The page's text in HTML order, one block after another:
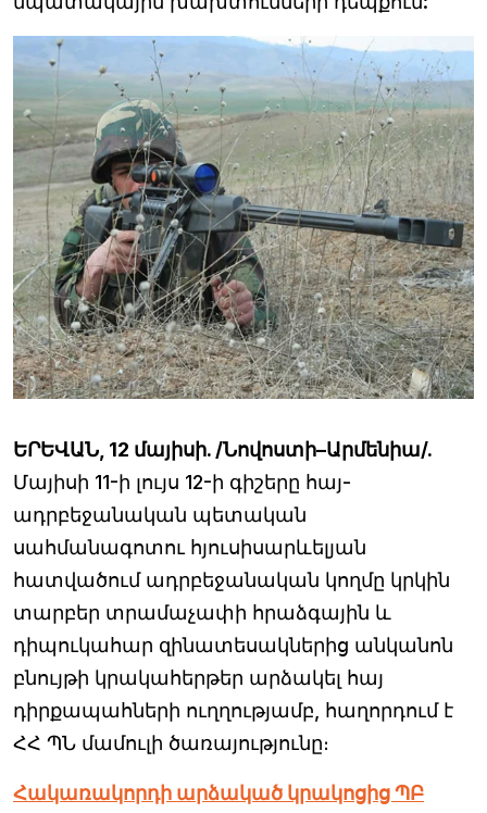
ԵՐԵՎԱՆ, 12 մայիսի. /Նովոստի–Արմենիա/.
Մայիսի 11-ի լույս 12-ի գիշերը հայ-
ադրբեջանական պետական
սահմանագոտու հյուսիսարևելյան
հատվածում ադրբեջանական կողմը կրկին
տարբեր տրամաչափի հրաձգային և
դիպուկահար զինատեսակներից անկանոն
բնույթի կրակահերթեր արձակել հայ
դիրքապահների ուղղությամբ, հաղորդում է
ՀՀ ՊՆ մամուլի ծառայությունը։
Հակառակորդի արձակած կրակոցից ՊԲ